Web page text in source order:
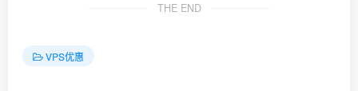
THE END
VPS优惠